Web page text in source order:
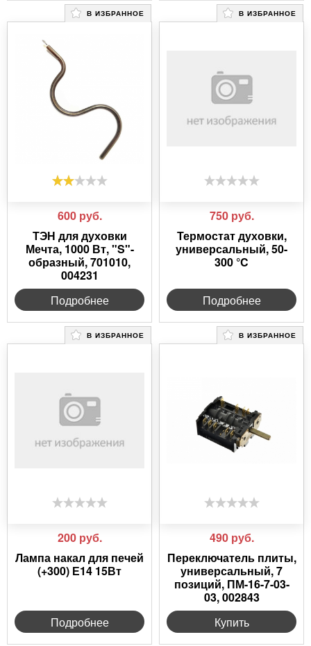
В ИЗБРАННОЕ
600 руб.
ТЭН для духовки
Мечта, 1000 Вт, "S"-
образный, 701010,
004231
Подробнее
В ИЗБРАННОЕ
750 руб.
Термостат духовки,
универсальный, 50-
300 °C
Подробнее
В ИЗБРАННОЕ
200 руб.
Лампа накал для печей
(+300) Е14 15Вт
Подробнее
В ИЗБРАННОЕ
490 руб.
Переключатель плиты,
универсальный, 7
позиций, ПМ-16-7-03-
03, 002843
Купить